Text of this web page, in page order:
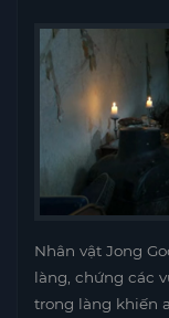
Nhân vật Jong
làng, chứng các
trong làng khiến